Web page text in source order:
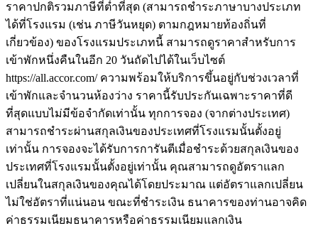
ราคาปกติรวมภาษีที่ต่ำที่สุด (สามารถชำระภาษาบางประเภท
ได้ที่โรงแรม (เช่น ภาษีวันหยุด) ตามกฎหมายท้องถิ่นที่
เกี่ยวข้อง) ของโรงแรมประเภทนี้ สามารถดูราคาสำหรับการ
เข้าพักหนึ่งคืนในอีก 20 วันถัดไปได้ในเว็บไซต์
https://all.accor.com/ ความพร้อมให้บริการขึ้นอยู่กับช่วงเวลาที่
เข้าพักและจำนวนห้องว่าง ราคานี้รับประกันเฉพาะราคาที่ดี
ที่สุดแบบไม่มีข้อจำกัดเท่านั้น ทุกการจอง (จากต่างประเทศ)
สามารถชำระผ่านสกุลเงินของประเทศที่โรงแรมนั้นตั้งอยู่
เท่านั้น การจองจะได้รับการการันตีเมื่อชำระด้วยสกุลเงินของ
ประเทศที่โรงแรมนั้นตั้งอยู่เท่านั้น คุณสามารถดูอัตราแลก
เปลี่ยนในสกุลเงินของคุณได้โดยประมาณ แต่อัตราแลกเปลี่ยน
ไม่ใช่อัตราที่แน่นอน ขณะที่ชำระเงิน ธนาคารของท่านอาจคิด
ค่าธรรมเนียมธนาคารหรือค่าธรรมเนียมแลกเงิน